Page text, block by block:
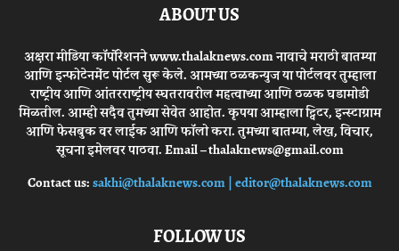
ABOUT US
अक्षरा मीडिया कॉर्पोरेशनने www.thalaknews.com नावाचे मराठी बातम्या
आणि इन्फोटेनमेंट पोर्टल सुरू केले. आमच्या ठळकन्युज या पोर्टलवर तुम्हाला
राष्ट्रीय आणि आंतरराष्ट्रीय स्घतरावरील महत्वाच्या आणि ठळक घडामोडी
मिळतील. आम्ही सदैव तुमच्या सेवेत आहोत. कृपया आम्हाला ट्विटर, इन्स्टाग्राम
आणि फेसबुक वर लाईक आणि फॉलो करा. तुमच्या बातम्या, लेख, विचार,
सूचना इमेलवर पाठवा. Email – thalaknews@gmail.com
Contact us:sakhi@thalaknews.com | editor@thalaknews.com
FOLLOW US